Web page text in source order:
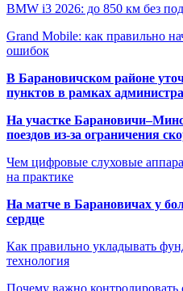
BMW i3 2026: до 850 км без
Grand Mobile: как правильно
ошибок
В Барановичском районе
пунктов в рамках
На участке
поездов из-за ограничения
Чем цифровые слуховые
на практике
На матче в Барановичах у
сердце
Как правильно укладывать
технология
Почему важно контролировать